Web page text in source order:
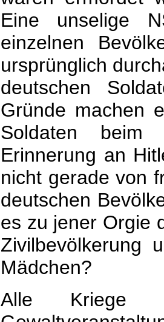
Eine unselige
einzelnen
ursprünglich
deutschen
Gründe machen
Soldaten beim
Erinnerung an
nicht gerade von
deutschen
es zu jener Orgie
Zivilbevölkerung
Mädchen?
Alle Kriege